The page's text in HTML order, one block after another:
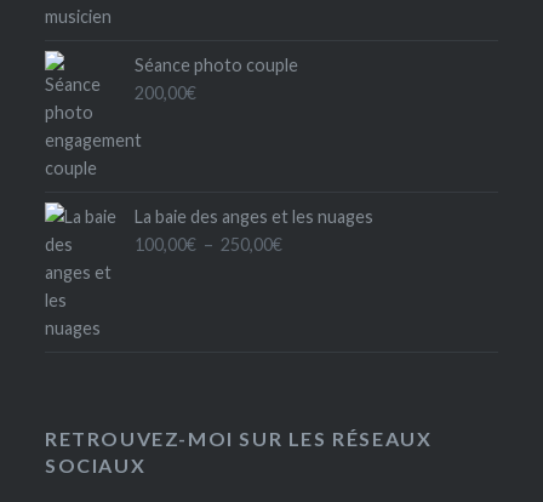
100,00€
Séance photo couple
200,00€
La baie des anges et les nuages
100,00€ – 250,00€Plage
RETROUVEZ-MOI SUR LES RÉSEAUX
SOCIAUX